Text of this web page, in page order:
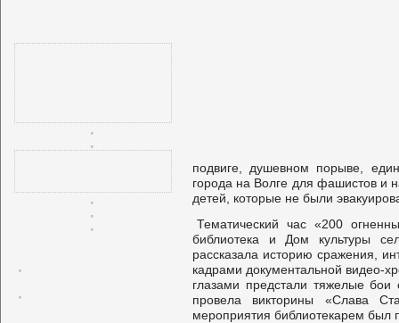
подвиге, душевном порыве,
города на Волге для фашистов и
детей, которые не были
Тематический час «200
библиотека и Дом культуры
рассказала историю сражения,
кадрами документальной видео-
глазами предстали тяжелые бои
провела викторины «Слава
мероприятия библиотекарем был